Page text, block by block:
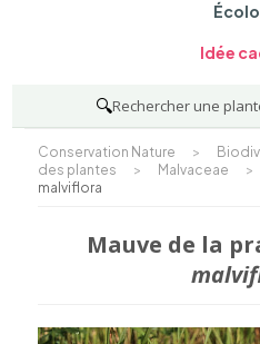
Idée
🔍Rechercher une
Conservation Nature >
des plantes
> Malvaceae >
malviflora
Mauve de la